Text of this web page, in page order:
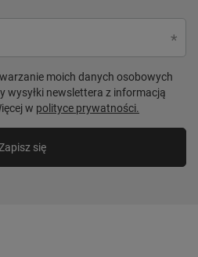
moich danych osobowych
wysyłki newslettera z informacją
w polityce prywatności.
się